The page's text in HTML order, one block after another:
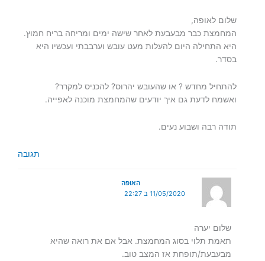
שלום לאופה,
המחמצת כבר מבעבעת לאחר שישה ימים ומריחה בריח חמוץ.
היא התחילה היום להעלות מעט עובש וערבבתי ועכשיו היא
בסדר.
להתחיל מחדש ? או שהעובש יהרוס? להכניס למקרר?
ואשמח לדעת גם איך יודעים שהמחמצת מוכנה לאפייה.
תודה רבה ושבוע נעים.
תגובה
האופה
11/05/2020 ב 22:27
שלום יערה
תאמת תלוי בסוג המחמצת. אבל אם את רואה שהיא
מבעבעת/תופחת אז המצב טוב.